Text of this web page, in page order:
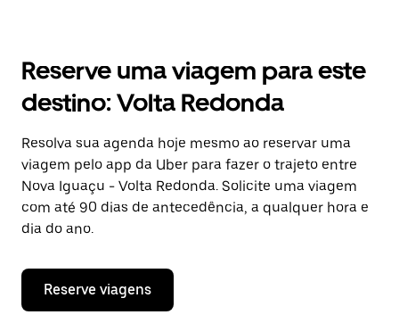
o
e
uma
data.
Pressione
a
tecla
“ESC”
para
o
calendário.
Reserve uma viagem para este
destino: Volta Redonda
Resolva sua agenda hoje mesmo ao reservar uma
viagem pelo app da Uber para fazer o trajeto entre
Nova Iguaçu - Volta Redonda. Solicite uma viagem
com até 90 dias de antecedência, a qualquer hora e
dia do ano.
Reserve viagens